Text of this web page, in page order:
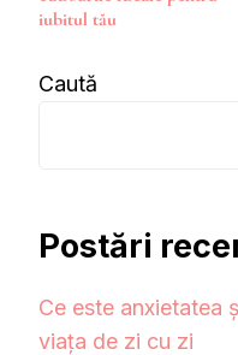
articole
iubitul tău
Caută
Postări
Ce este anxietatea
viața de zi cu zi